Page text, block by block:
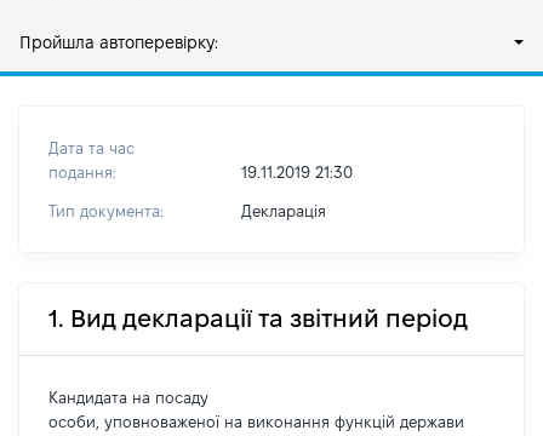
Пройшла автоперевірку:
Дата та час
подання:
19.11.2019 21:30
Тип документа: Декларація
1. Вид декларації та звітний період
Кандидата на посаду
особи, уповноваженої на виконання функцій держави